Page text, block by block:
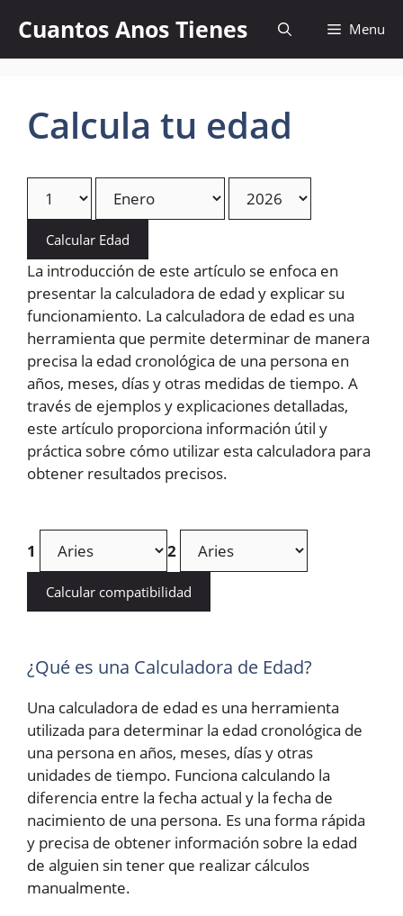
content
Cuantos Anos Tienes Menu
Calcula tu edad
Calcular Edad
La introducción de este artículo se enfoca en
presentar la calculadora de edad y explicar su
funcionamiento. La calculadora de edad es una
herramienta que permite determinar de manera
precisa la edad cronológica de una persona en
años, meses, días y otras medidas de tiempo. A
través de ejemplos y explicaciones detalladas,
este artículo proporciona información útil y
práctica sobre cómo utilizar esta calculadora para
obtener resultados precisos.
1 2
Calcular compatibilidad
¿Qué es una Calculadora de Edad?
Una calculadora de edad es una herramienta
utilizada para determinar la edad cronológica de
una persona en años, meses, días y otras
unidades de tiempo. Funciona calculando la
diferencia entre la fecha actual y la fecha de
nacimiento de una persona. Es una forma rápida
y precisa de obtener información sobre la edad
de alguien sin tener que realizar cálculos
manualmente.